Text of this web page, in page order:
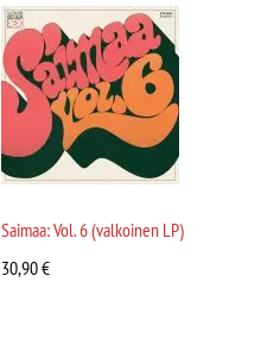
Saimaa: Vol. 6 (valkoinen LP)
30,90€